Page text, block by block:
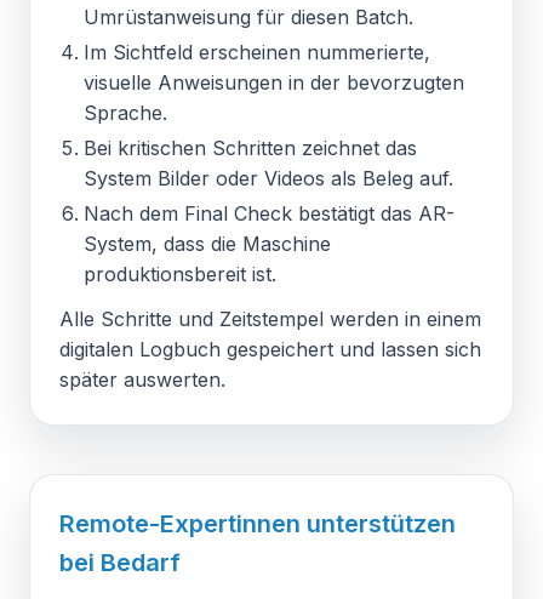
Umrüstanweisung für diesen Batch.
Im Sichtfeld erscheinen nummerierte,
visuelle Anweisungen in der bevorzugten
Sprache.
Bei kritischen Schritten zeichnet das
System Bilder oder Videos als Beleg auf.
Nach dem Final Check bestätigt das AR-
System, dass die Maschine
produktionsbereit ist.
Alle Schritte und Zeitstempel werden in einem
digitalen Logbuch gespeichert und lassen sich
später auswerten.
Remote-Expertinnen unterstützen
bei Bedarf